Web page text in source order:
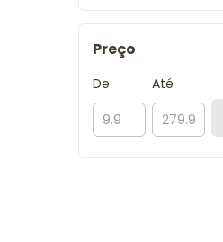
Preço
De
Até